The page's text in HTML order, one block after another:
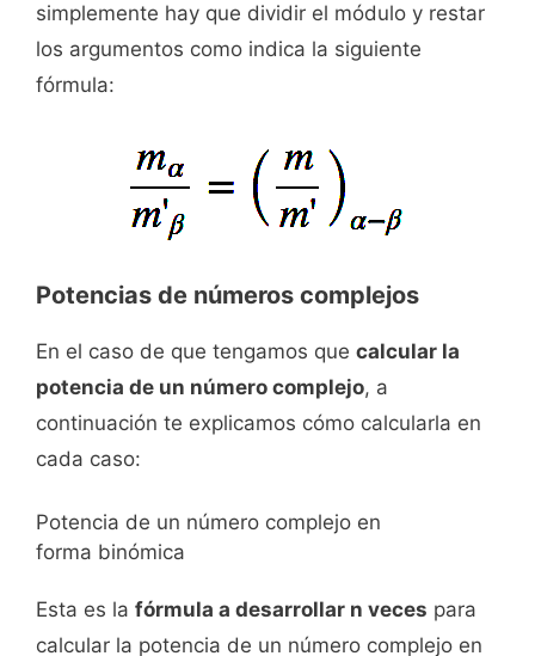
simplemente hay que dividir el módulo y restar
los argumentos como indica la siguiente
fórmula:
Potencias de números complejos
En el caso de que tengamos que calcular la
potencia de un número complejo, a
continuación te explicamos cómo calcularla en
cada caso:
Potencia de un número complejo en
forma binómica
Esta es la fórmula a desarrollar n veces para
calcular la potencia de un número complejo en